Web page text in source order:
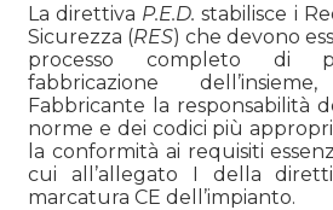
La direttiva P.E.D. stabilisce i
Sicurezza (RES) che devono
processo completo di
fabbricazione
Fabbricante la responsabilità
norme e dei codici più
la conformità ai requisiti
cui all’allegato I della
marcatura CE dell’impianto.